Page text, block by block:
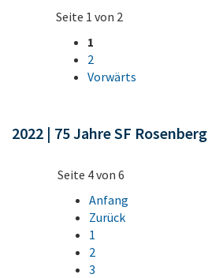
Seite 1 von 2
1
2
Vorwärts
2022 | 75 Jahre SF Rosenberg
Seite 4 von 6
Anfang
Zurück
1
2
3